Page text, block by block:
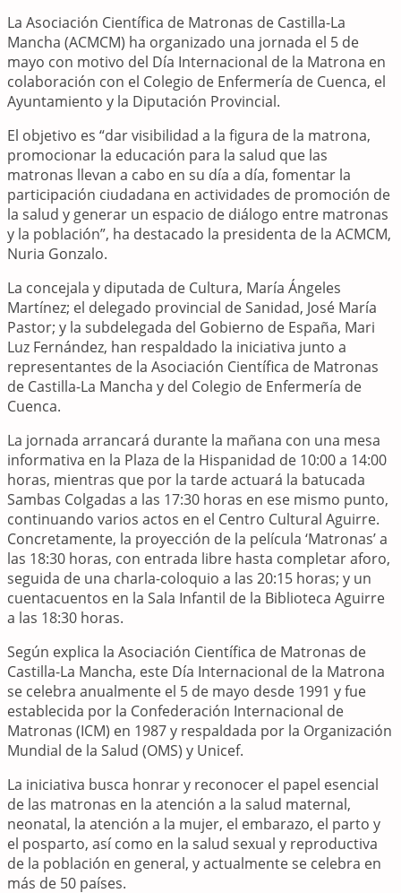
La Asociación Científica de Matronas de Castilla-La
Mancha (ACMCM) ha organizado una jornada el 5 de
mayo con motivo del Día Internacional de la Matrona en
colaboración con el Colegio de Enfermería de Cuenca, el
Ayuntamiento y la Diputación Provincial.
El objetivo es “dar visibilidad a la figura de la matrona,
promocionar la educación para la salud que las
matronas llevan a cabo en su día a día, fomentar la
participación ciudadana en actividades de promoción de
la salud y generar un espacio de diálogo entre matronas
y la población”, ha destacado la presidenta de la ACMCM,
Nuria Gonzalo.
La concejala y diputada de Cultura, María Ángeles
Martínez; el delegado provincial de Sanidad, José María
Pastor; y la subdelegada del Gobierno de España, Mari
Luz Fernández, han respaldado la iniciativa junto a
representantes de la Asociación Científica de Matronas
de Castilla-La Mancha y del Colegio de Enfermería de
Cuenca.
La jornada arrancará durante la mañana con una mesa
informativa en la Plaza de la Hispanidad de 10:00 a 14:00
horas, mientras que por la tarde actuará la batucada
Sambas Colgadas a las 17:30 horas en ese mismo punto,
continuando varios actos en el Centro Cultural Aguirre.
Concretamente, la proyección de la película ‘Matronas’ a
las 18:30 horas, con entrada libre hasta completar aforo,
seguida de una charla-coloquio a las 20:15 horas; y un
cuentacuentos en la Sala Infantil de la Biblioteca Aguirre
a las 18:30 horas.
Según explica la Asociación Científica de Matronas de
Castilla-La Mancha, este Día Internacional de la Matrona
se celebra anualmente el 5 de mayo desde 1991 y fue
establecida por la Confederación Internacional de
Matronas (ICM) en 1987 y respaldada por la Organización
Mundial de la Salud (OMS) y Unicef.
La iniciativa busca honrar y reconocer el papel esencial
de las matronas en la atención a la salud maternal,
neonatal, la atención a la mujer, el embarazo, el parto y
el posparto, así como en la salud sexual y reproductiva
de la población en general, y actualmente se celebra en
más de 50 países.